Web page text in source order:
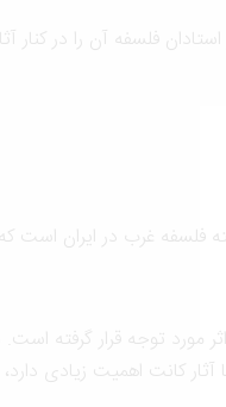
فلسفه آن را در کنار
فلسفه غرب در ایران است
مورد توجه قرار گرفته
کانت اهمیت زیادی دارد،